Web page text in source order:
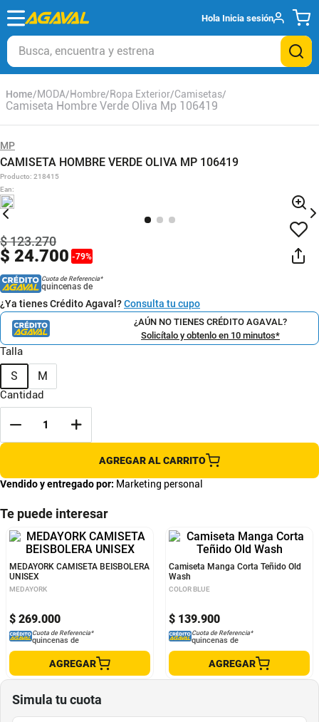
Hola Inicia sesión
Busca, encuentra y estrena
MODA Hombre Ropa Exterior Camisetas
Camiseta Hombre Verde Oliva Mp 106419
MP
CAMISETA HOMBRE VERDE OLIVA MP 106419
Producto: 218415
Ean:
$ 24.700 -79%
$123.270
Cuota de Referencia*
quincenas de
¿Ya tienes Crédito Agaval?Consulta tu cupo
¿AÚN NO TIENES CRÉDITO AGAVAL?
Solicítalo y obtenlo en 10 minutos*
Talla
S M
Cantidad
AGREGAR AL CARRITO
Vendido y entregado por: Marketing personal
Te puede interesar
MEDAYORK CAMISETA BEISBOLERA
UNISEX
$ 269.000
Camiseta Manga Corta Teñido Old
Wash
$ 139.900